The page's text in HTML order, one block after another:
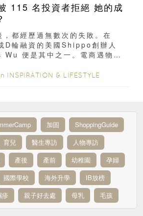
名投資者拒絕 她的成
都經歷過無數次的失敗。在
D輪融資的美國Shippo創辦人
便是其中之一。電商遇物流
INSPIRATION & LIFESTYLE
加固
ShoppingGuide
育兒 醫生專訪
人物專訪
產後 產前 幼稚園
孕婦
國際學校 海外升學
IB放榜
疹 親子好去處 母乳 毛孩